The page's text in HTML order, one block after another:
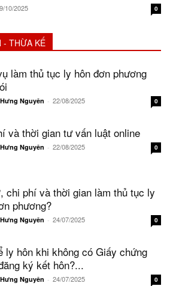
10/2025 0
- THỪA KẾ
làm thủ tục ly hôn đơn phương
Nguyên - 22/08/2025 0
và thời gian tư vấn luật online
Nguyên - 22/08/2025 0
chi phí và thời gian làm thủ tục ly
phương?
Nguyên - 24/07/2025 0
ly hôn khi không có Giấy chứng
ký kết hôn?...
Nguyên - 24/07/2025 0